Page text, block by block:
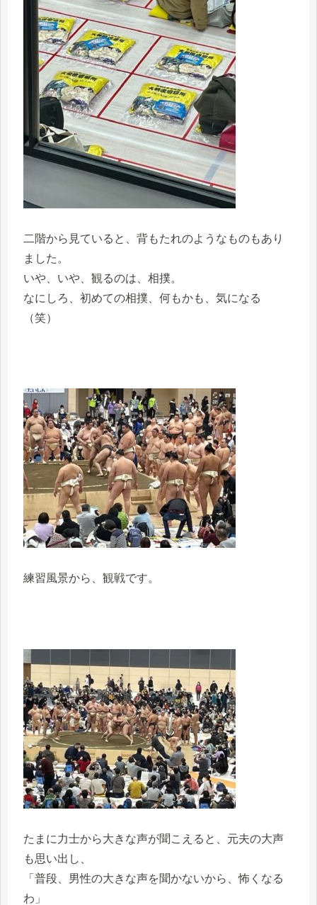
二階から見ていると、背もたれのようなものもあり
ました。
いや、いや、観るのは、相撲。
なにしろ、初めての相撲、何もかも、気になる
（笑）
練習風景から、観戦です。
たまに力士から大きな声が聞こえると、元夫の大声
も思い出し、
「普段、男性の大きな声を聞かないから、怖くなる
わ」